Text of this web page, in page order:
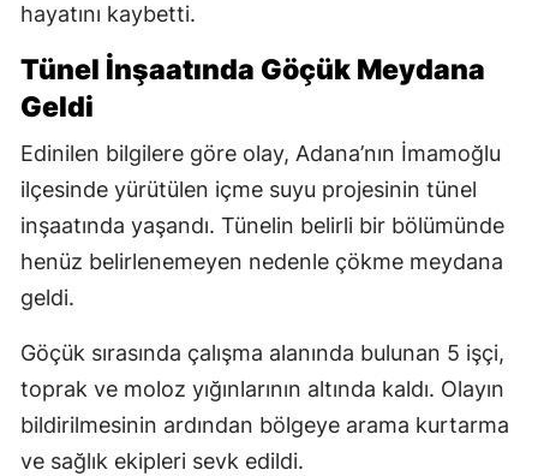
hayatını kaybetti.
Tünel İnşaatında Göçük Meydana
Geldi
Edinilen bilgilere göre olay, Adana’nın İmamoğlu
ilçesinde yürütülen içme suyu projesinin tünel
inşaatında yaşandı. Tünelin belirli bir bölümünde
henüz belirlenemeyen nedenle çökme meydana
geldi.
Göçük sırasında çalışma alanında bulunan 5 işçi,
toprak ve moloz yığınlarının altında kaldı. Olayın
bildirilmesinin ardından bölgeye arama kurtarma
ve sağlık ekipleri sevk edildi.